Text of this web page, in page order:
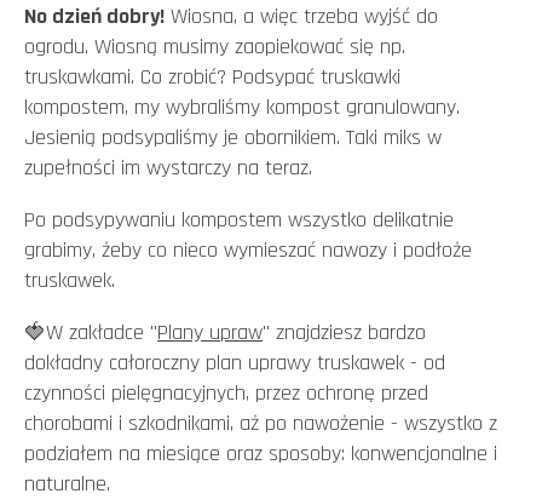
No dzień dobry! Wiosna, a więc trzeba wyjść do
ogrodu. Wiosną musimy zaopiekować się np.
truskawkami. Co zrobić? Podsypać truskawki
kompostem, my wybraliśmy kompost granulowany.
Jesienią podsypaliśmy je obornikiem. Taki miks w
zupełności im wystarczy na teraz.
Po podsypywaniu kompostem wszystko delikatnie
grabimy, żeby co nieco wymieszać nawozy i podłoże
truskawek.
🍓W zakładce "Plany upraw" znajdziesz bardzo
dokładny całoroczny plan uprawy truskawek - od
czynności pielęgnacyjnych, przez ochronę przed
chorobami i szkodnikami, aż po nawożenie - wszystko z
podziałem na miesiące oraz sposoby: konwencjonalne i
naturalne.